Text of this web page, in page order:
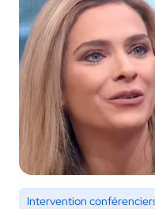
Intervention